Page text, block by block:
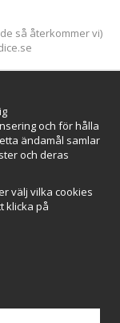
så återkommer vi)
mig
och för hålla
ändamål samlar
och deras
välj vilka cookies
klicka på